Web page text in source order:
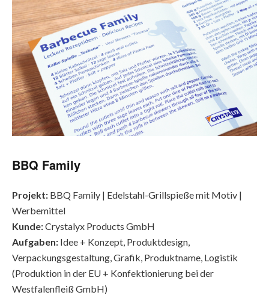
BBQ Family
Projekt: BBQ Family | Edelstahl-Grillspieße mit Motiv |
Werbemittel
Kunde:Crystalyx Products GmbH
Aufgaben: Idee + Konzept, Produktdesign,
Verpackungsgestaltung, Grafik, Produktname, Logistik
(Produktion in der EU + Konfektionierung bei der
Westfalenfleiß GmbH)